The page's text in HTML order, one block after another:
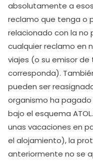
absolutamente a
reclamo que tenga o
relacionado con la no
cualquier reclamo en
viajes (o su emisor
corresponda).
pueden ser
organismo ha
bajo el esquema
unas vacaciones en
el alojamiento), la
anteriormente no se